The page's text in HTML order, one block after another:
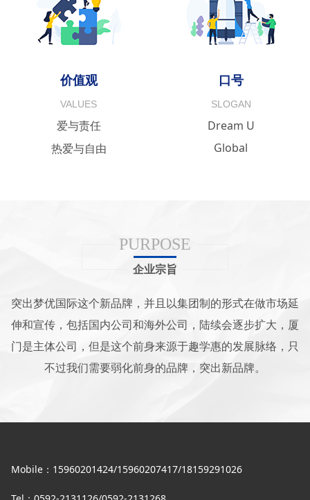
价值观
VALUES
爱与责任
热爱与自由
口号
SLOGAN
Dream U
Global
PURPOSE
企业宗旨
突出梦优国际这个新品牌，并且以集团制的形式在做市场延
伸和宣传，包括国内公司和海外公司，陆续会逐步扩大，厦
门是主体公司，但是这个前身来源于趣学惠的发展脉络，只
不过我们需要弱化前身的品牌，突出新品牌。
Mobile：15960201424/15960207417/18159291026